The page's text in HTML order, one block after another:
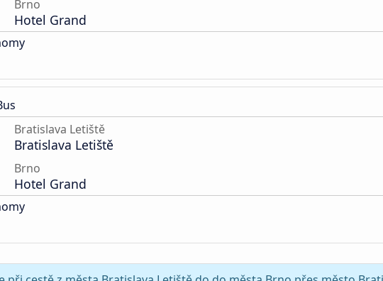
Brno
Hotel Grand
Bratislava Letiště
Bratislava Letiště
Brno
Hotel Grand